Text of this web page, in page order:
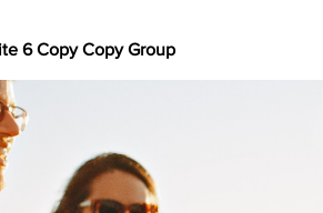
6 Copy Copy Group